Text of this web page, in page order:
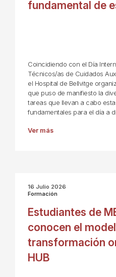
fundamental de
Coincidiendo con el Día
Técnicos/as de Cuidados
el Hospital de Bellvitge
que puso de manifiesto la
tareas que llevan a cabo
fundamentales para el día a
Ver más
16 Julio 2026
Formación
Estudiantes de
conocen el
transformación
HUB